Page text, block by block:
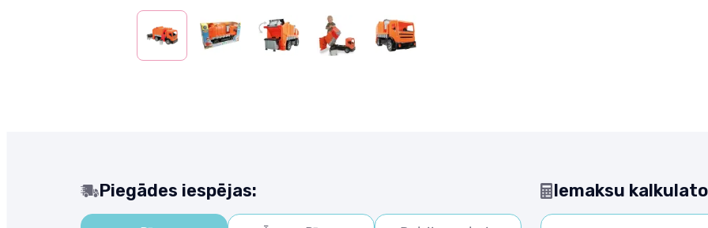
Piegādes iespējas: Iemaksu